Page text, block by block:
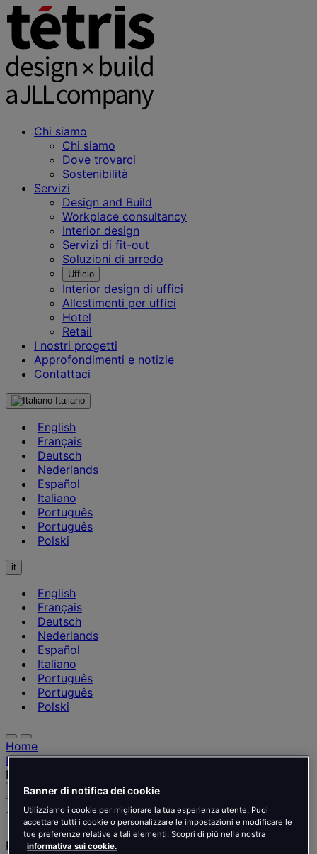
Chi siamo
Chi siamo
Dove trovarci
Sostenibilità
Servizi
Design and Build
Workplace consultancy
Interior design
Servizi di fit-out
Soluzioni di arredo
Ufficio
Interior design di uffici
Allestimenti per uffici
Hotel
Retail
I nostri progetti
Approfondimenti e notizie
Contattaci
Italiano
English
Français
Deutsch
Nederlands
Español
Italiano
Português
Português
Polski
it
English
Français
Deutsch
Nederlands
Español
Italiano
Português
Português
Polski
Home
I nostri progetti
Realizzazione di uffici per un’azienda farmaceutica
Cerca Menu
Cerca
persone,
luoghi,
notizie
Progetto
Banner di notifica dei cookie
Utilizziamo i cookie per migliorare la tua esperienza utente. Puoi
accettare tutti i cookie o personalizzare le impostazioni e modificare le
tue preferenze relative a tali elementi. Scopri di più nella nostra
informativa sui cookie.